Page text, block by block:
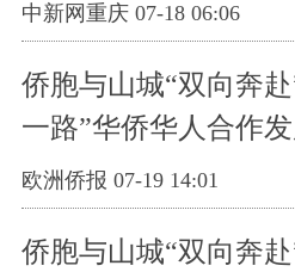
中新网重庆 07-18 06:06
侨胞与山城“双向奔
一路”华侨华人合作
欧洲侨报 07-19 14:01
侨胞与山城“双向奔